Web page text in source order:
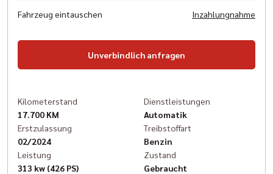
Fahrzeug eintauschen Inzahlungnahme
Unverbindlich anfragen
Kilometerstand
17.700 KM
Erstzulassung
02/2024
Leistung
313 kw (426 PS)
Dienstleistungen
Automatik
Treibstoffart
Benzin
Zustand
Gebraucht